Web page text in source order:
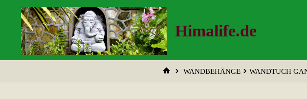
springen
Himalife.de
START
WANDBEHÄNGE WANDTUCH